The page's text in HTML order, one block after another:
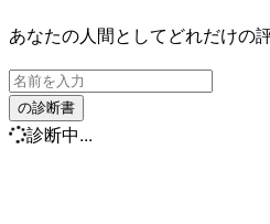
あなたの人間としてどれだけの
の診断書
診断中...